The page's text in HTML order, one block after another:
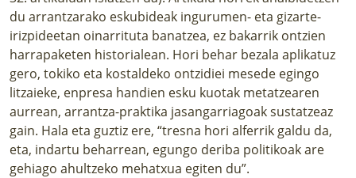
du arrantzarako eskubideak ingurumen- eta gizarte-
irizpideetan oinarrituta banatzea, ez bakarrik ontzien
harrapaketen historialean. Hori behar bezala aplikatuz
gero, tokiko eta kostaldeko ontzidiei mesede egingo
litzaieke, enpresa handien esku kuotak metatzearen
aurrean, arrantza-praktika jasangarriagoak sustatzeaz
gain. Hala eta guztiz ere, “tresna hori alferrik galdu da,
eta, indartu beharrean, egungo deriba politikoak are
gehiago ahultzeko mehatxua egiten du”.